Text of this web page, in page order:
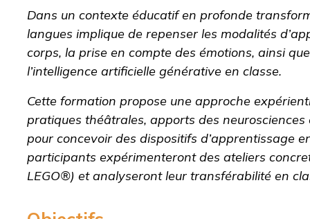
Dans un contexte éducatif en profonde
langues implique de repenser les modalités
corps, la prise en compte des émotions, ainsi
l’intelligence artificielle générative en classe.
Cette formation propose une approche
pratiques théâtrales, apports des neurosciences
pour concevoir des dispositifs d’apprentissage
participants expérimenteront des ateliers
LEGO®) et analyseront leur transférabilité en